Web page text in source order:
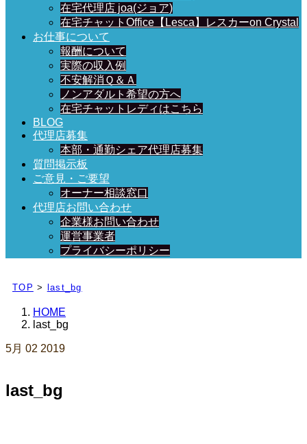
在宅代理店 joa(ジョア)
在宅チャットOffice【Lesca】レスカーon Crystal
お仕事について
報酬について
実際の収入例
不安解消Ｑ＆Ａ
ノンアダルト希望の方へ
在宅チャットレディはこちら
BLOG
代理店募集
本部・通勤シェア代理店募集
質問掲示板
ご意見・ご要望
オーナー相談窓口
代理店お問い合わせ
企業様お問い合わせ
運営事業者
プライバシーポリシー
TOP > last_bg
HOME
last_bg
5月 02 2019
last_bg